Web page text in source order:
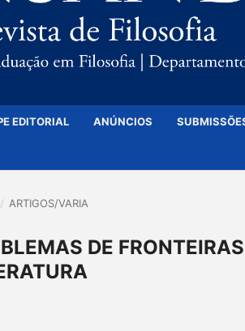
EDITORIAL ANÚNCIOS
/ ARTIGOS/VARIA
DE